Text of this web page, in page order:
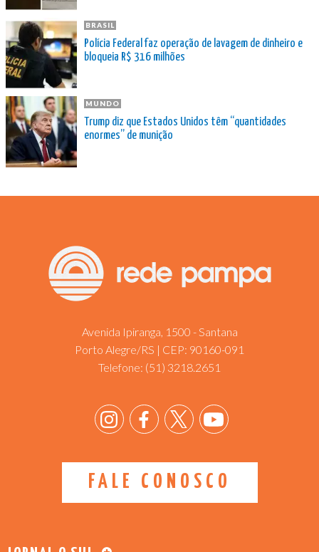
BRASIL
Polícia Federal faz operação de lavagem de dinheiro e
bloqueia R$ 316 milhões
MUNDO
Trump diz que Estados Unidos têm “quantidades
enormes” de munição
Avenida Ipiranga, 1500 - Santana
Porto Alegre/RS | CEP: 90160-091
Telefone: (51) 3218.2651
FALE CONOSCO